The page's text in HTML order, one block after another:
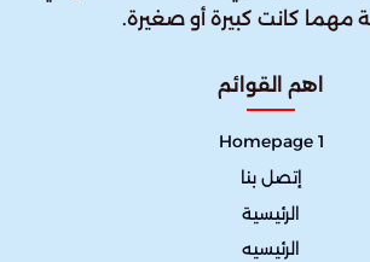
مهما كانت كبيرة أو صغيرة.
اهم القوائم
Homepage 1
إتصل بنا
الرئيسية
الرئيسيه